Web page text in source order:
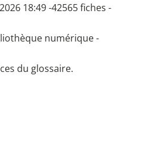
18:49 -42565 fiches -
numérique -
du glossaire.